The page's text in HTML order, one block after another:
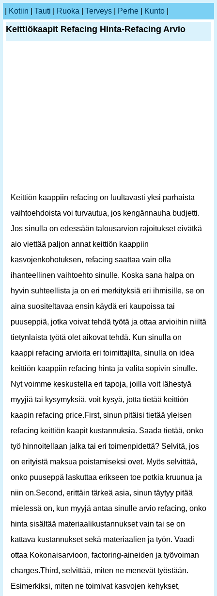
Kotiin Tauti Ruoka Terveys Perhe Kunto
Keittiökaapit Refacing Hinta-Refacing Arvio
Keittiön kaappiin refacing on luultavasti yksi parhaista
vaihtoehdoista voi turvautua, jos kengännauha budjetti.
Jos sinulla on edessään talousarvion rajoitukset eivätkä
aio viettää paljon annat keittiön kaappiin
kasvojenkohotuksen, refacing saattaa vain olla
ihanteellinen vaihtoehto sinulle. Koska sana halpa on
hyvin suhteellista ja on eri merkityksiä eri ihmisille, se on
aina suositeltavaa ensin käydä eri kaupoissa tai
puuseppiä, jotka voivat tehdä työtä ja ottaa arvioihin niiltä
tietynlaista työtä olet aikovat tehdä. Kun sinulla on
kaappi refacing arvioita eri toimittajilta, sinulla on idea
keittiön kaappiin refacing hinta ja valita sopivin sinulle.
Nyt voimme keskustella eri tapoja, joilla voit lähestyä
myyjiä tai kysymyksiä, voit kysyä, jotta tietää keittiön
kaapin refacing price.First, sinun pitäisi tietää yleisen
refacing keittiön kaapit kustannuksia. Saada tietää, onko
työ hinnoitellaan jalka tai eri toimenpidettä? Selvitä, jos
on erityistä maksua poistamiseksi ovet. Myös selvittää,
onko puuseppä laskuttaa erikseen toe potkia kruunua ja
niin on.Second, erittäin tärkeä asia, sinun täytyy pitää
mielessä on, kun myyjä antaa sinulle arvio refacing, onko
hinta sisältää materiaalikustannukset vain tai se on
kattava kustannukset sekä materiaalien ja työn. Vaadi
ottaa Kokonaisarvioon, factoring-aineiden ja työvoiman
charges.Third, selvittää, miten ne menevät työstään.
Esimerkiksi, miten ne toimivat kasvojen kehykset,